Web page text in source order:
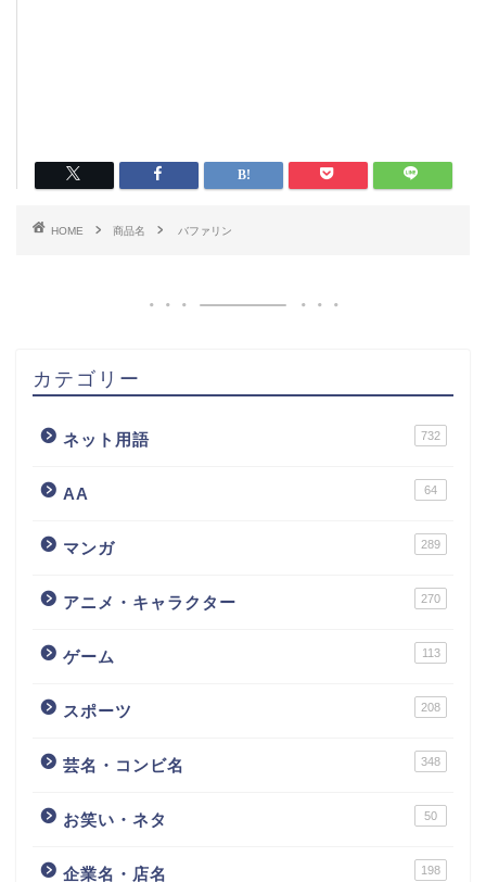
HOME 商品名 バファリン
カテゴリー
ネット用語 732
AA 64
マンガ 289
アニメ・キャラクター 270
ゲーム 113
スポーツ 208
芸名・コンビ名 348
お笑い・ネタ 50
企業名・店名 198